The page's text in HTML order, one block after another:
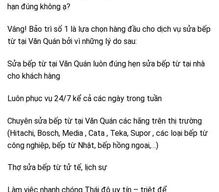
hạn đúng không ạ?
Vâng! Bảo trì số 1 là lựa chọn hàng đầu cho dịch vụ sửa bếp
từ tại Văn Quán bởi vì những lý do sau:
Sửa bếp từ tại Văn Quán luôn đúng hẹn sửa bếp từ tại nhà
cho khách hàng
Luôn phục vụ 24/7 kể cả các ngày trong tuần
Chuyên sửa bếp từ tại Văn Quán các hãng trên thị trường
(Hitachi, Bosch, Media , Cata , Teka, Supor , các loại bếp từ
công nghiệp, bếp từ Nhật, bếp hồng ngoại,…)
Thợ sửa bếp từ tử tế, lịch sự
Làm việc nhanh chóng Thái độ uy tín – triệt để